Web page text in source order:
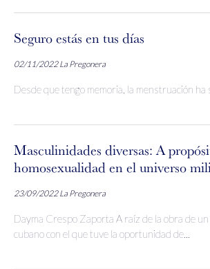
Seguro estás en tus días
02/11/2022 La Pregonera
Desde que tengo memoria, la menstruación ha
Masculinidades diversas: A
homosexualidad en el universo
23/09/2022 La Pregonera
Dayma Crespo Zaporta A raíz de la obra de
cubano con el que tuve la oportunidad de...